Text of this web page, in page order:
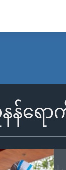
ရောက်